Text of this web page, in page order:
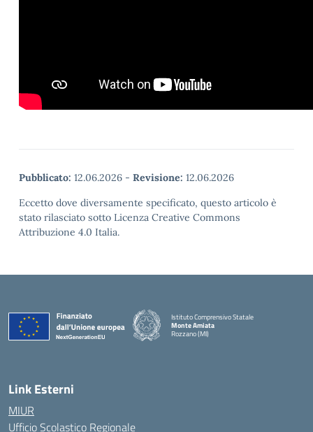
Pubblicato: 12.06.2026 - Revisione: 12.06.2026
Eccetto dove diversamente specificato, questo articolo è
stato rilasciato sotto Licenza Creative Commons
Attribuzione 4.0 Italia.
Istituto Comprensivo Statale
Monte Amiata
Rozzano (MI)
Link Esterni
MIUR
Ufficio Scolastico Regionale